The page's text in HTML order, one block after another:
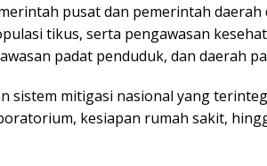
pusat dan pemerintah daerah
tikus, serta pengawasan
padat penduduk, dan daerah
sistem mitigasi nasional yang
kesiapan rumah sakit,